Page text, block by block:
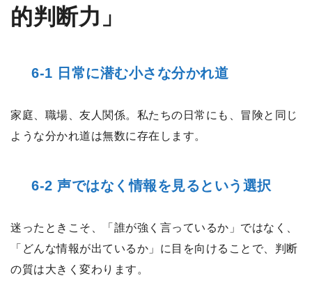
的判断力」
6-1 日常に潜む小さな分かれ道
家庭、職場、友人関係。私たちの日常にも、冒険と同じ
ような分かれ道は無数に存在します。
6-2 声ではなく情報を見るという選択
迷ったときこそ、「誰が強く言っているか」ではなく、
「どんな情報が出ているか」に目を向けることで、判断
の質は大きく変わります。